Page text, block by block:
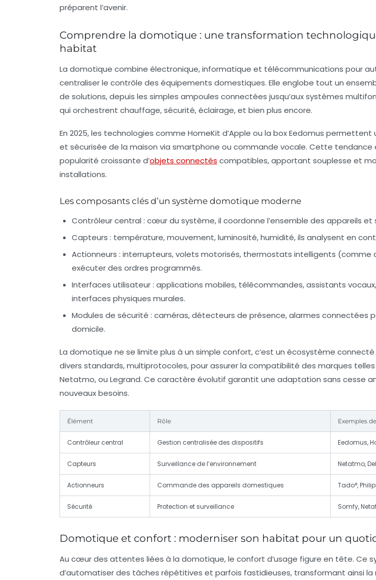
préparent l’avenir.
Comprendre la domotique : une transformation
habitat
La domotique combine électronique, informatique et télécommunications pour
centraliser le contrôle des équipements domestiques. Elle englobe tout un
de solutions, depuis les simples ampoules connectées jusqu’aux systèmes
qui orchestrent chauffage, sécurité, éclairage, et bien plus encore.
En 2025, les technologies comme HomeKit d’Apple ou la boxEedomus permettent
et sécurisée de la maison via smartphone ou commande vocale. Cette tendance
popularité croissante d’objets connectés compatibles, apportant souplesse et
installations.
Les composants clés d’un système domotique moderne
Contrôleur central : cœur du système, il coordonne l’ensemble des appareils et
Capteurs : température, mouvement, luminosité, humidité, ils analysent en
Actionneurs : interrupteurs, volets motorisés, thermostats intelligents (comme
exécuter des ordres programmés.
Interfaces utilisateur: applications mobiles, télécommandes, assistants
interfaces physiques murales.
Modules de sécurité : caméras, détecteurs de présence, alarmes connectées
domicile.
La domotique ne se limite plus à un simple confort, c’est un écosystème connecté
divers standards, multiprotocoles, pour assurer la compatibilité des marques
Netatmo, ou Legrand. Ce caractère évolutif garantit une adaptation sans cesse
nouveaux besoins.
Élément Rôle Exemples
Contrôleur central Gestion centralisée des dispositifs Eedomus,
Capteurs Surveillance de l’environnement Netatmo,
Actionneurs Commande des appareils domestiques Tado°,
Sécurité Protection et surveillance Somfy,
Domotique et confort : moderniser son habitat pour un
Au cœur des attentes liées à la domotique, le confort d’usage figure en tête. Ce
d’automatiser des tâches répétitives et parfois fastidieuses, transformant ainsi la